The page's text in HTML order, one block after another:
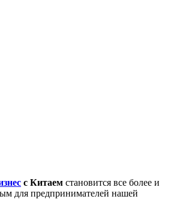
с Китаем становится все более и
для предпринимателей нашей